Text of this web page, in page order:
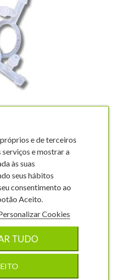
unidades
117,92 €
e de terceiros
e mostrar a
às suas
seus hábitos
consentimento ao
Aceito.
Cookies
TUDO